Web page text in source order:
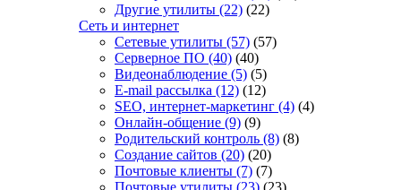
Другие утилиты (22) (22)
Сеть и интернет
Сетевые утилиты (57) (57)
Серверное ПО (40) (40)
Видеонаблюдение (5) (5)
E-mail рассылка (12) (12)
SEO, интернет-маркетинг (4) (4)
Онлайн-общение (9) (9)
Родительский контроль (8) (8)
Создание сайтов (20) (20)
Почтовые клиенты (7) (7)